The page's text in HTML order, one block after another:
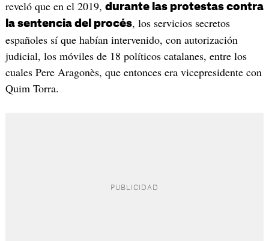
reveló que en el 2019, durante las protestas contra
la sentencia del procés, los servicios secretos
españoles sí que habían intervenido, con autorización
judicial, los móviles de 18 políticos catalanes, entre los
cuales Pere Aragonès, que entonces era vicepresidente con
Quim Torra.